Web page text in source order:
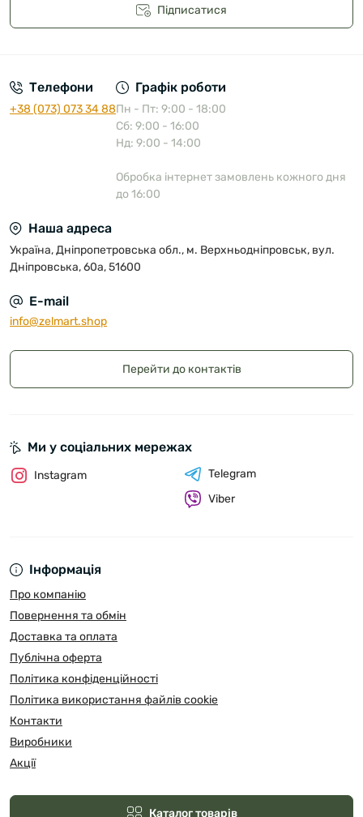
Підписатися
Телефони
+38 (073) 073 34 88
Графік роботи
Пн - Пт: 9:00 - 18:00
Сб: 9:00 - 16:00
Нд: 9:00 - 14:00
Обробка інтернет замовлень кожного дня
до 16:00
Наша адреса
Україна, Дніпропетровська обл., м. Верхньодніпровськ, вул.
Дніпровська, 60а, 51600
E-mail
info@zelmart.shop
Перейти до контактів
Інформація
Про компанію
Повернення та обмін
Доставка та оплата
Публічна оферта
Політика конфіденційності
Політика використання файлів cookie
Контакти
Виробники
Акції
Каталог товарів
Ми у соціальних мережах
Instagram
Telegram
Viber